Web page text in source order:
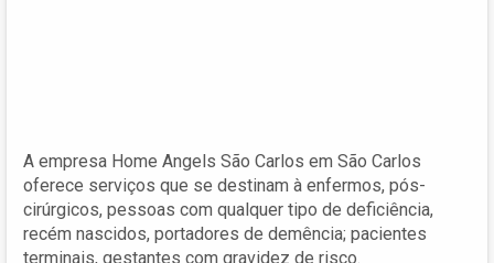
A empresa Home Angels São Carlos em São Carlos
oferece serviços que se destinam à enfermos, pós-
cirúrgicos, pessoas com qualquer tipo de deficiência,
recém nascidos, portadores de demência; pacientes
terminais, gestantes com gravidez de risco.